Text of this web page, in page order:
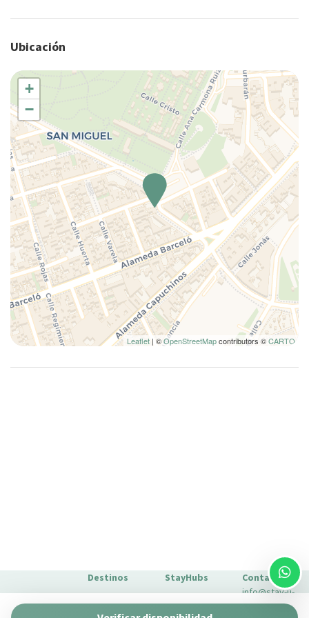
TV
Ubicación
+
−
Leaflet | ©OpenStreetMapcontributors ©CARTO
Destinos
Barcelona
StayHubs
Gaudí 27 by
Contacto
info@stay-u-
nique.com